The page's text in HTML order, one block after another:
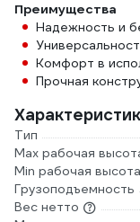
Преимущества
Надежность и
Комфорт в
Прочная
Тип
Max рабочая
Min рабочая высота
Грузоподъемность
Вес нетто